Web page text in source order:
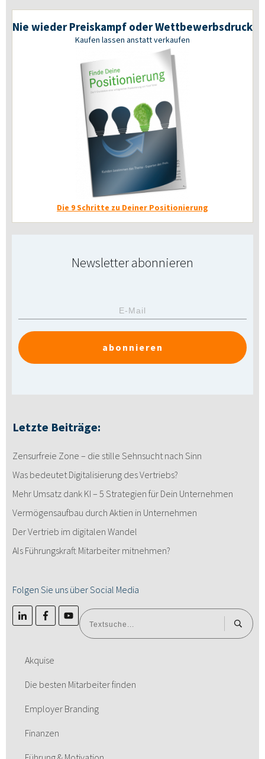
Nie wieder Preiskampf oder Wettbewerbsdruck
Kaufen lassen anstatt verkaufen
Die 9 Schritte zu Deiner Positionierung
Newsletter abonnieren
abonnieren
Letzte Beiträge:
Zensurfreie Zone – die stille Sehnsucht nach Sinn
Was bedeutet Digitalisierung des Vertriebs?
Mehr Umsatz dank KI – 5 Strategien für Dein Unternehmen
Vermögensaufbau durch Aktien in Unternehmen
Der Vertrieb im digitalen Wandel
Als Führungskraft Mitarbeiter mitnehmen?
Folgen Sie uns über Social Media
Akquise
Die besten Mitarbeiter finden
Employer Branding
Finanzen